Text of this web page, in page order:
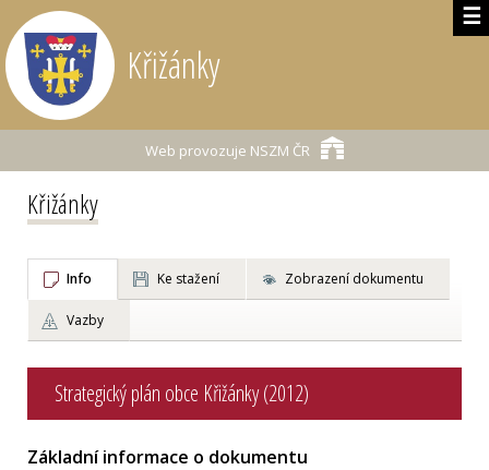
☰
Křižánky
Web provozuje NSZM ČR
Křižánky
Info Ke stažení Zobrazení dokumentu
Vazby
Strategický plán obce Křižánky (2012)
Základní informace o dokumentu